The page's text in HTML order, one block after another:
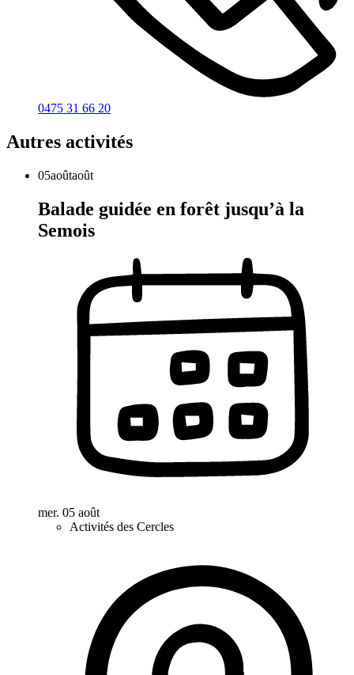
0475 31 66 20
Autres activités
05aoûtaoût
Balade guidée en forêt jusqu’à la
Semois
mer. 05 août
Activités des Cercles